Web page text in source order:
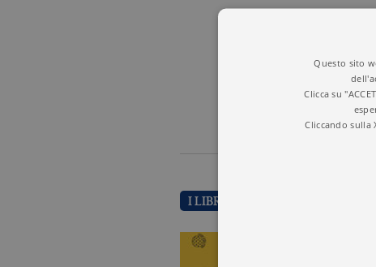
I LIBRI DI SERGE LATOUCHE
Questo sito
Clicca su
Cliccando sulla